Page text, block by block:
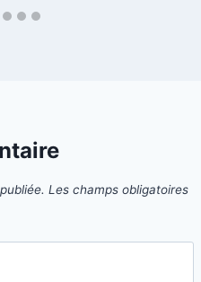
Les champs obligatoires